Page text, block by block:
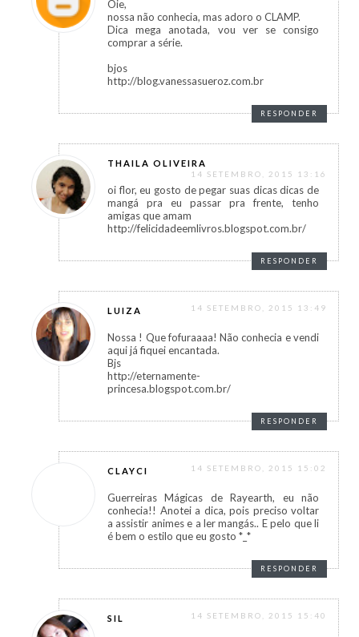
Oie,
nossa não conhecia, mas adoro o CLAMP.
Dica mega anotada, vou ver se consigo
comprar a série.
bjos
http://blog.vanessasueroz.com.br
RESPONDER
THAILA OLIVEIRA
14 SETEMBRO, 2015 13:16
oi flor, eu gosto de pegar suas dicas dicas de
mangá pra eu passar pra frente, tenho
amigas que amam
http://felicidadeemlivros.blogspot.com.br/
RESPONDER
LUIZA 14 SETEMBRO, 2015 13:49
Nossa ! Que fofuraaaa! Não conhecia e vendi
aqui já fiquei encantada.
Bjs
http://eternamente-
princesa.blogspot.com.br/
RESPONDER
CLAYCI 14 SETEMBRO, 2015 15:02
Guerreiras Mágicas de Rayearth, eu não
conhecia!! Anotei a dica, pois preciso voltar
a assistir animes e a ler mangás.. E pelo que li
é bem o estilo que eu gosto *_*
RESPONDER
SIL 14 SETEMBRO, 2015 15:40